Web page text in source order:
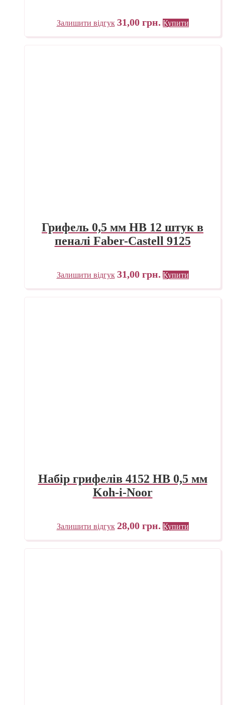
Залишити відгук 31,00 грн. Купити
Грифель 0,5 мм HB 12 штук в
пеналі Faber-Castell 9125
Залишити відгук 31,00 грн. Купити
Набір грифелів 4152 HB 0,5 мм
Koh-i-Noor
Залишити відгук 28,00 грн. Купити